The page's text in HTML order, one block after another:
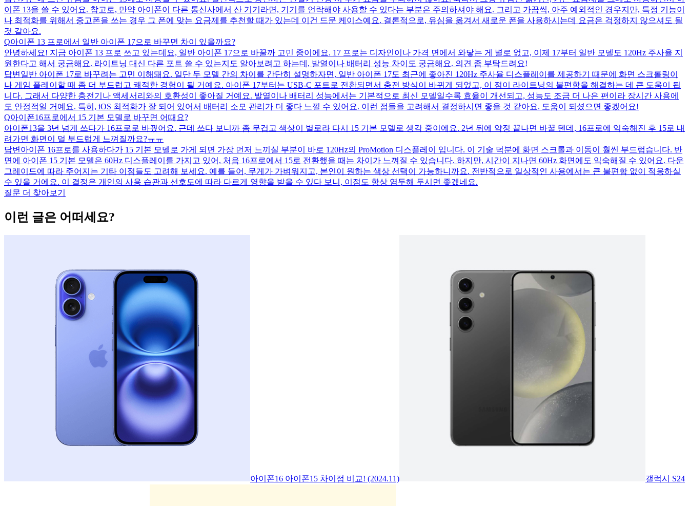
이폰 13을 쓸 수 있어요. 참고로, 만약 아이폰이 다른 통신사에서 산 기기라면, 기기를 언락해야 사용할 수 있다는 부분은 주의하셔야 해요. 그리고 가끔씩, 아주 예외적인 경우지만, 특정 기능이
나 최적화를 위해서 중고폰을 쓰는 경우 그 폰에 맞는 요금제를 추천할 때가 있는데 이건 드문 케이스예요. 결론적으로, 유심을 옮겨서 새로운 폰을 사용하시는데 요금은 걱정하지 않으셔도 될
것 같아요.
Q아이폰 13 프로에서 일반 아이폰 17으로 바꾸면 차이 있을까요?
안녕하세요! 지금 아이폰 13 프로 쓰고 있는데요, 일반 아이폰 17으로 바꿀까 고민 중이에요. 17 프로는 디자인이나 가격 면에서 와닿는 게 별로 없고, 이제 17부터 일반 모델도 120Hz 주사율 지
원한다고 해서 궁금해요. 라이트닝 대신 다른 포트 쓸 수 있는지도 알아보려고 하는데, 발열이나 배터리 성능 차이도 궁금해요. 의견 좀 부탁드려요!
답변 일반 아이폰 17로 바꾸려는 고민 이해돼요. 일단 두 모델 간의 차이를 간단히 설명하자면, 일반 아이폰 17도 최근에 좋아진 120Hz 주사율 디스플레이를 제공하기 때문에 화면 스크롤링이
나 게임 플레이할 때 좀 더 부드럽고 쾌적한 경험이 될 거예요. 아이폰 17부터는 USB-C 포트로 전환되면서 충전 방식이 바뀌게 되었고, 이 점이 라이트닝의 불편함을 해결하는 데 큰 도움이 됩
니다. 그래서 다양한 충전기나 액세서리와의 호환성이 좋아질 거예요. 발열이나 배터리 성능에서는 기본적으로 최신 모델일수록 효율이 개선되고, 성능도 조금 더 나은 편이라 장시간 사용에
도 안정적일 거예요. 특히, iOS 최적화가 잘 되어 있어서 배터리 소모 관리가 더 좋다 느낄 수 있어요. 이런 점들을 고려해서 결정하시면 좋을 것 같아요. 도움이 되셨으면 좋겠어요!
Q아이폰16프로에서 15 기본 모델로 바꾸면 어때요?
아이폰13을 3년 넘게 쓰다가 16프로로 바꿨어요. 근데 쓰다 보니까 좀 무겁고 색상이 별로라 다시 15 기본 모델로 생각 중이에요. 2년 뒤에 약정 끝나면 바꿀 텐데, 16프로에 익숙해진 후 15로 내
려가면 화면이 덜 부드럽게 느껴질까요?ㅠㅠ
답변 아이폰 16프로를 사용하다가 15 기본 모델로 가게 되면 가장 먼저 느끼실 부분이 바로 120Hz의 ProMotion 디스플레이 입니다. 이 기술 덕분에 화면 스크롤과 이동이 훨씬 부드럽습니다. 반
면에 아이폰 15 기본 모델은 60Hz 디스플레이를 가지고 있어, 처음 16프로에서 15로 전환했을 때는 차이가 느껴질 수 있습니다. 하지만, 시간이 지나면 60Hz 화면에도 익숙해질 수 있어요. 다운
그레이드에 따라 주어지는 기타 이점들도 고려해 보세요. 예를 들어, 무게가 가벼워지고, 본인이 원하는 색상 선택이 가능하니까요. 전반적으로 일상적인 사용에서는 큰 불편함 없이 적응하실
수 있을 거에요. 이 결정은 개인의 사용 습관과 선호도에 따라 다르게 영향을 받을 수 있다 보니, 이점도 항상 염두해 두시면 좋겠네요.
질문 더 찾아보기
이런 글은 어떠세요?
아이폰16 아이폰15 차이점 비교! (2024.11) 갤럭시 S24